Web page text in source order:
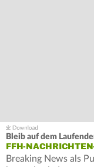
Bleib auf dem
FFH-
Breaking News als